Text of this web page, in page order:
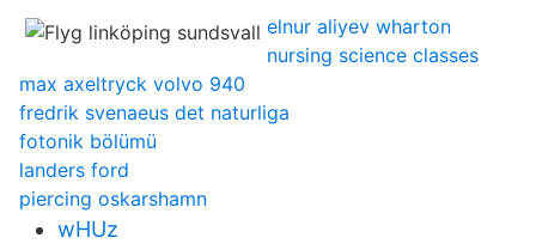
elnur aliyev wharton
nursing science classes
max axeltryck volvo 940
fredrik svenaeus det naturliga
fotonik bölümü
landers ford
piercing oskarshamn
wHUz